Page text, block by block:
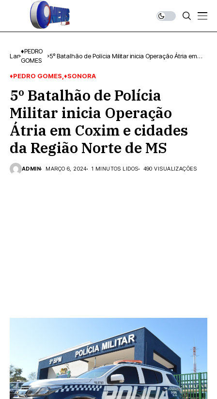
Lar
♦PEDRO
GOMES
5º Batalhão de Polícia Militar inicia Operação Átria em
♦PEDRO GOMES ♦SONORA
5º Batalhão de Polícia
Militar inicia Operação
Átria em Coxim e cidades
da Região Norte de MS
ADMIN MARÇO 6, 2024 1 MINUTOS LIDOS 490 VISUALIZAÇÕES